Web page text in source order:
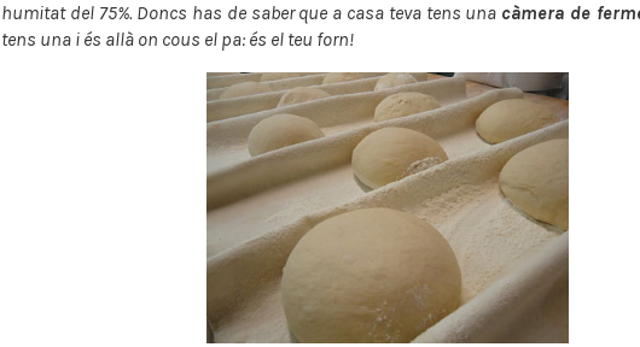
humitat del 75%. Doncs has de saber que a casa teva tens una càmera de
tens una i és allà on cous el pa: és el teu forn!